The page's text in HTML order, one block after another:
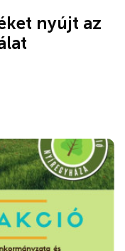
nyújt az